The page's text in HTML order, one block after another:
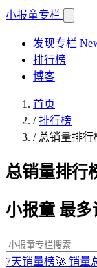
小报童专栏
发现专栏
排行榜
博客
首页
/排行榜
/ 总销量排行
总销量排行
小报童 最
7天销量榜🚀 销量